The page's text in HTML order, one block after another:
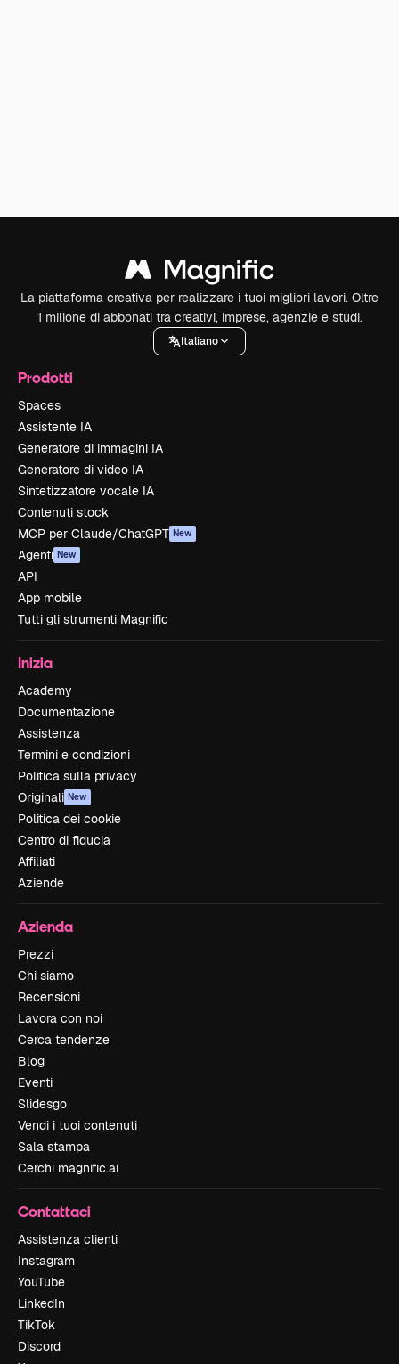
La piattaforma creativa per realizzare i tuoi migliori lavori. Oltre
1 milione di abbonati tra creativi, imprese, agenzie e studi.
Italiano
Prodotti
Spaces
Assistente IA
Generatore di immagini IA
Generatore di video IA
Sintetizzatore vocale IA
Contenuti stock
MCP per Claude/ChatGPT New
Agenti New
API
App mobile
Tutti gli strumenti Magnific
Inizia
Academy
Documentazione
Assistenza
Termini e condizioni
Politica sulla privacy
Originali New
Politica dei cookie
Centro di fiducia
Affiliati
Aziende
Azienda
Prezzi
Chi siamo
Recensioni
Lavora con noi
Cerca tendenze
Blog
Eventi
Slidesgo
Vendi i tuoi contenuti
Sala stampa
Cerchi magnific.ai
Contattaci
Assistenza clienti
Instagram
YouTube
LinkedIn
TikTok
Discord